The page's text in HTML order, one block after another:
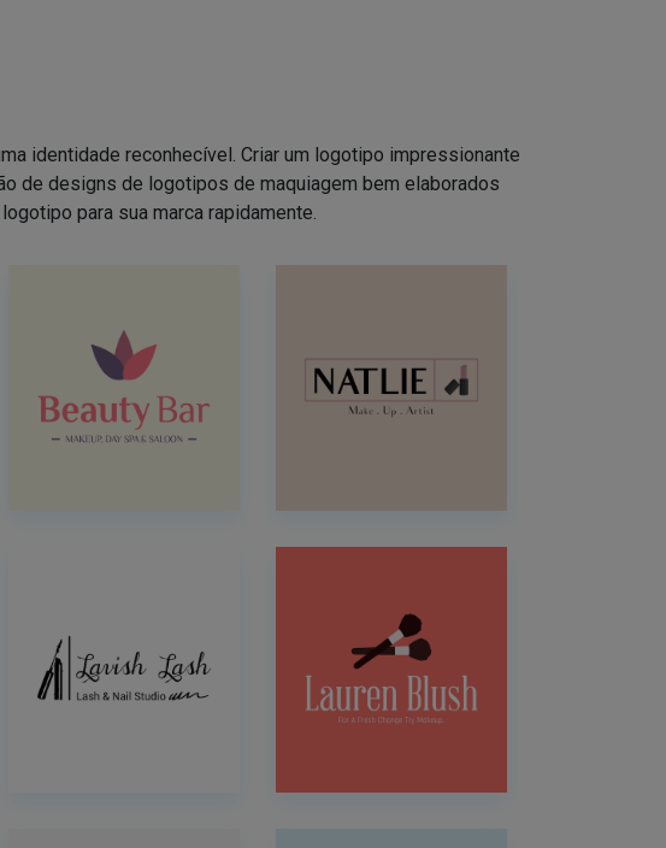
identidade reconhecível. Criar um logotipo impressionante
de designs de logotipos de maquiagem bem elaborados
para sua marca rapidamente.